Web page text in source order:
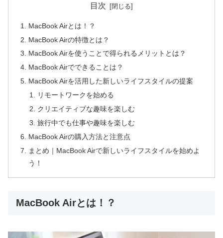
目次
MacBook Airとは！？
MacBook Airの特徴とは？
MacBook Airを使うことで得られるメリットとは？
MacBook Airでできることは？
MacBook Airを活用した新しいライフスタイルの提案
リモートワークを始める
クリエイティブな趣味を楽しむ
旅行中でも仕事や趣味を楽しむ
MacBook Airの購入方法と注意点
まとめ｜MacBook Airで新しいライフスタイルを始めよ
う！
MacBook Airとは！？